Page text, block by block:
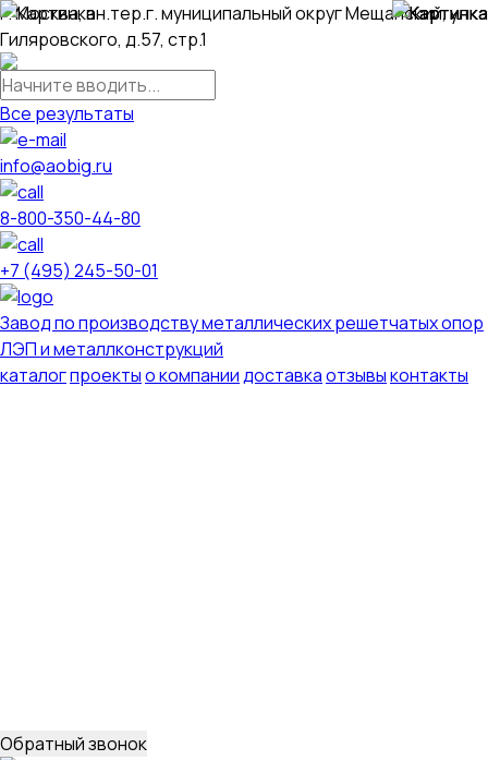
г. Москва, вн.тер.г. муниципальный округ Мещанский, ул.
Гиляровского, д.57, стр.1
Все результаты
info@aobig.ru
8-800-350-44-80
+7 (495) 245-50-01
Завод по производству металлических решетчатых опор
ЛЭП и металлконструкций
каталогпроектыо компаниидоставкаотзывыконтакты
Обратный звонок